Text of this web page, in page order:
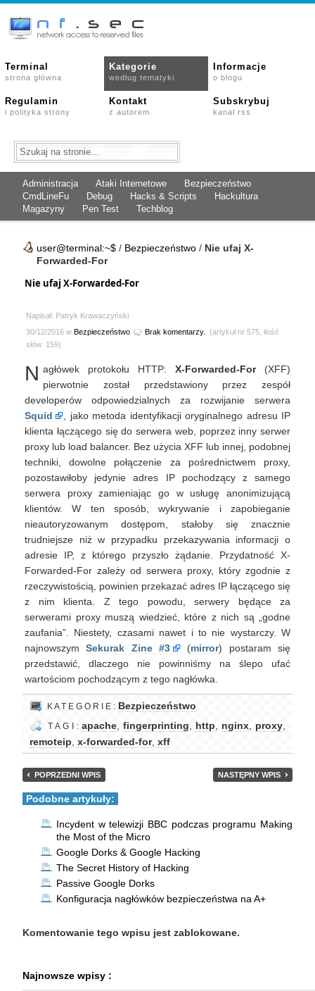
Terminal
strona główna
Kategorie
według tematyki
Informacje
o blogu
Regulamin
i polityka strony
Kontakt
z autorem
Subskrybuj
kanał rss
Administracja Ataki Internetowe
Bezpieczeństwo
CmdLineFu
Debug Hacks & Scripts
Hackultura
Magazyny
Pen Test Techblog
user@terminal:~$ / Bezpieczeństwo / Nie ufaj X-
Forwarded-For
Nie ufaj X-Forwarded-For
Napisał: Patryk Krawaczyński
30/12/2016 w Bezpieczeństwo Brak komentarzy.
(artykuł nr 575, ilość
słów: 159)
N agłówek protokołu HTTP: X-Forwarded-For(XFF)
pierwotnie został przedstawiony przez zespół
developerów odpowiedzialnych za rozwijanie serwera
Squid
, jako metoda identyfikacji oryginalnego adresu IP
klienta łączącego się do serwera web, poprzez inny serwer
proxy lub load balancer. Bez użycia XFF lub innej, podobnej
techniki, dowolne połączenie za pośrednictwem proxy,
pozostawiłoby jedynie adres IP pochodzący z samego
serwera proxy zamieniając go w usługę anonimizującą
klientów. W ten sposób, wykrywanie i zapobieganie
nieautoryzowanym dostępom, stałoby się znacznie
trudniejsze niż w przypadku przekazywania informacji o
adresie IP, z którego przyszło żądanie. Przydatność X-
Forwarded-For zależy od serwera proxy, który zgodnie z
rzeczywistością, powinien przekazać adres IP łączącego się
z nim klienta. Z tego powodu, serwery będące za
serwerami proxy muszą wiedzieć, które z nich są „godne
zaufania”. Niestety, czasami nawet i to nie wystarczy. W
najnowszymSekurak Zine #3 (mirror) postaram się
przedstawić, dlaczego nie powinniśmy na ślepo ufać
wartościom pochodzącym z tego nagłówka.
K A T E G O R I E : Bezpieczeństwo
T A G I : apache ,fingerprinting http nginx proxy
remoteip x-forwarded-for, xff
POPRZEDNI WPIS NASTĘPNY WPIS
Podobne artykuły:
Incydent w telewizji BBC podczas programu Making
the Most of the Micro
Google Dorks & Google Hacking
The Secret History of Hacking
Passive Google Dorks
Konfiguracja nagłówków bezpieczeństwa na A+
Komentowanie tego wpisu jest zablokowane.
Najnowsze wpisy :